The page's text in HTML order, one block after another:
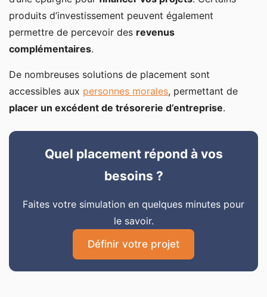
produits d’investissement peuvent également
permettre de percevoir des revenus
complémentaires.
De nombreuses solutions de placement sont
accessibles aux personnes morales, permettant de
placer un excédent de trésorerie d’entreprise.
Quel placement répond à vos
besoins ?
Faites votre simulation en quelques minutes pour
le savoir.
Définir votre projet